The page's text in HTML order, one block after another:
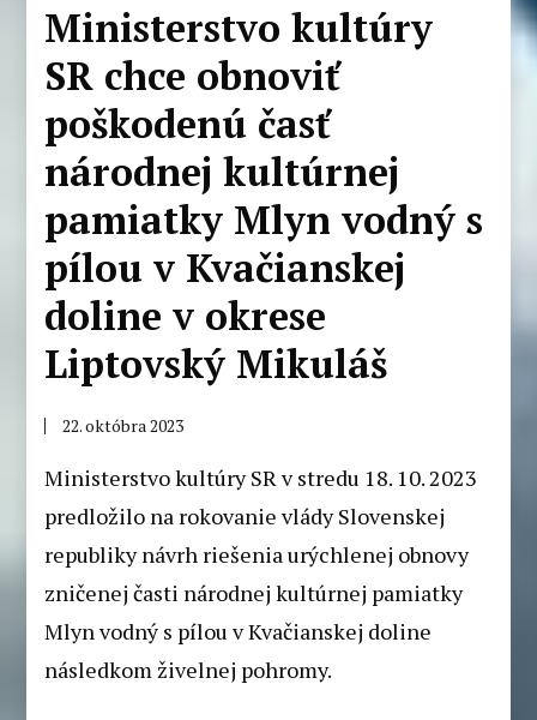
Ministerstvo kultúry
SR chce obnoviť
poškodenú časť
národnej kultúrnej
pamiatky Mlyn vodný s
pílou v Kvačianskej
doline v okrese
Liptovský Mikuláš
22. októbra 2023
Ministerstvo kultúry SR v stredu 18. 10. 2023
predložilo na rokovanie vlády Slovenskej
republiky návrh riešenia urýchlenej obnovy
zničenej časti národnej kultúrnej pamiatky
Mlyn vodný s pílou v Kvačianskej doline
následkom živelnej pohromy.